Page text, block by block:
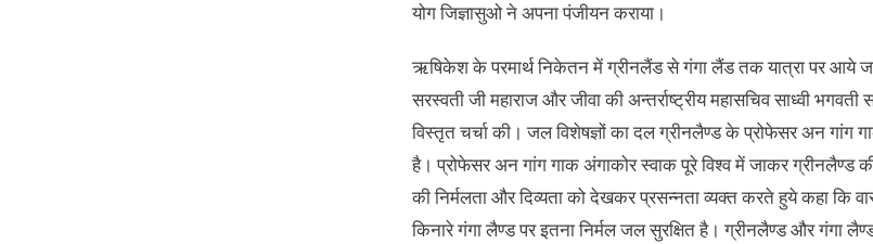
योग जिज्ञासुओ ने अपना पंजीयन कराया।
ऋषिकेश के परमार्थ निकेतन में ग्रीनलैंड से गंगा लैंड तक यात्रा पर आये जल
सरस्वती जी महाराज और जीवा की अन्तर्राष्ट्रीय महासचिव साध्वी
विस्तृत चर्चा की। जल विशेषज्ञों का दल ग्रीनलैण्ड के प्रोफेसर अन
है। प्रोफेसर अन गांग गाक अंगाकोर स्वाक पूरे विश्व में जाकर ग्रीनलैण्ड
की निर्मलता और दिव्यता को देखकर प्रसन्नता व्यक्त करते हुये कहा
किनारे गंगा लैण्ड पर इतना निर्मल जल सुरक्षित है। ग्रीनलैण्ड और गंगा